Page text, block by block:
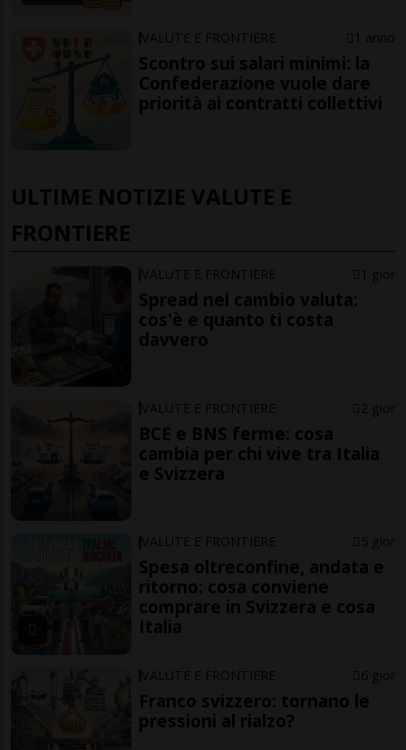
VALUTE E FRONTIERE 1 anno
Scontro sui salari minimi: la
Confederazione vuole dare
priorità ai contratti collettivi
ULTIME NOTIZIE VALUTE E
FRONTIERE
VALUTE E FRONTIERE 1 gior
Spread nel cambio valuta:
cos'è e quanto ti costa
davvero
VALUTE E FRONTIERE 2 gior
BCE e BNS ferme: cosa
cambia per chi vive tra Italia
e Svizzera
VALUTE E FRONTIERE 5 gior
Spesa oltreconfine, andata e
ritorno: cosa conviene
comprare in Svizzera e cosa
Italia
VALUTE E FRONTIERE 6 gior
Franco svizzero: tornano le
pressioni al rialzo?